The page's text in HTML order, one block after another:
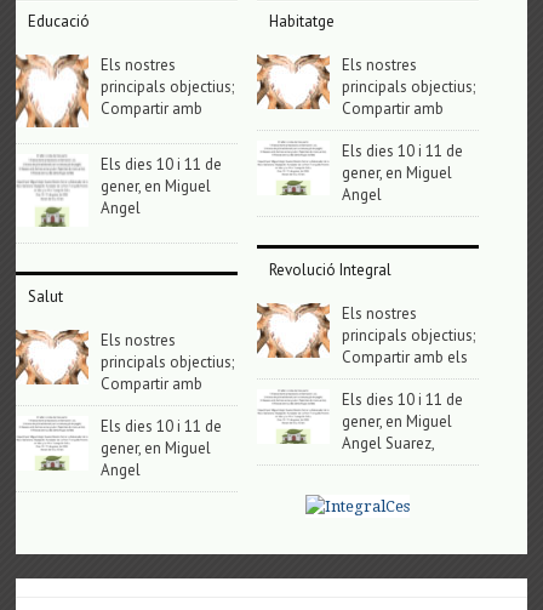
Educació
Els nostres
principals objectius;
Compartir amb
Els dies 10 i 11 de
gener, en Miguel
Angel
Salut
Els nostres
principals objectius;
Compartir amb
Els dies 10 i 11 de
gener, en Miguel
Angel
Habitatge
Els nostres
principals objectius;
Compartir amb
Els dies 10 i 11 de
gener, en Miguel
Angel
Revolució Integral
Els nostres
principals objectius;
Compartir amb els
Els dies 10 i 11 de
gener, en Miguel
Angel Suarez,